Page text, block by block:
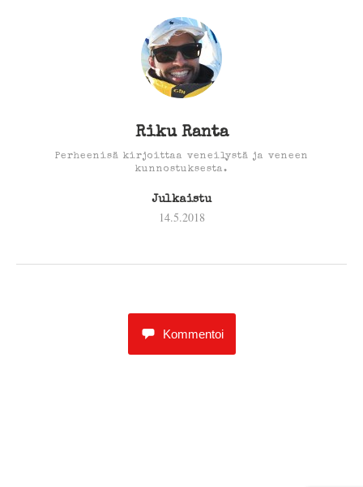
Riku Ranta
Perheenisä kirjoittaa veneilystä ja veneen
kunnostuksesta.
Julkaistu
14.5.2018
Kommentoi